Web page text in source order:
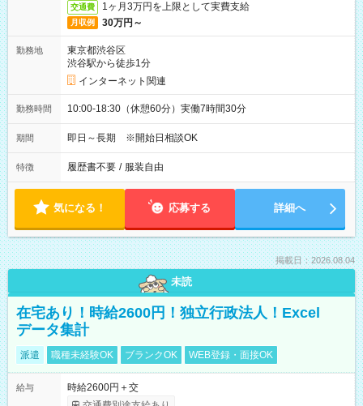
交通費 1ヶ月3万円を上限として実費支給
月収例 30万円～
勤務地
東京都渋谷区
渋谷駅から徒歩1分
インターネット関連
勤務時間 10:00-18:30（休憩60分）実働7時間30分
期間 即日～長期 ※開始日相談OK
特徴 履歴書不要 / 服装自由
気になる！ 応募する 詳細へ
掲載日：2026.08.04
未読
在宅あり！時給2600円！独立行政法人！Excel
データ集計
派遣 職種未経験OK ブランクOK WEB登録・面接OK
給与
時給2600円＋交